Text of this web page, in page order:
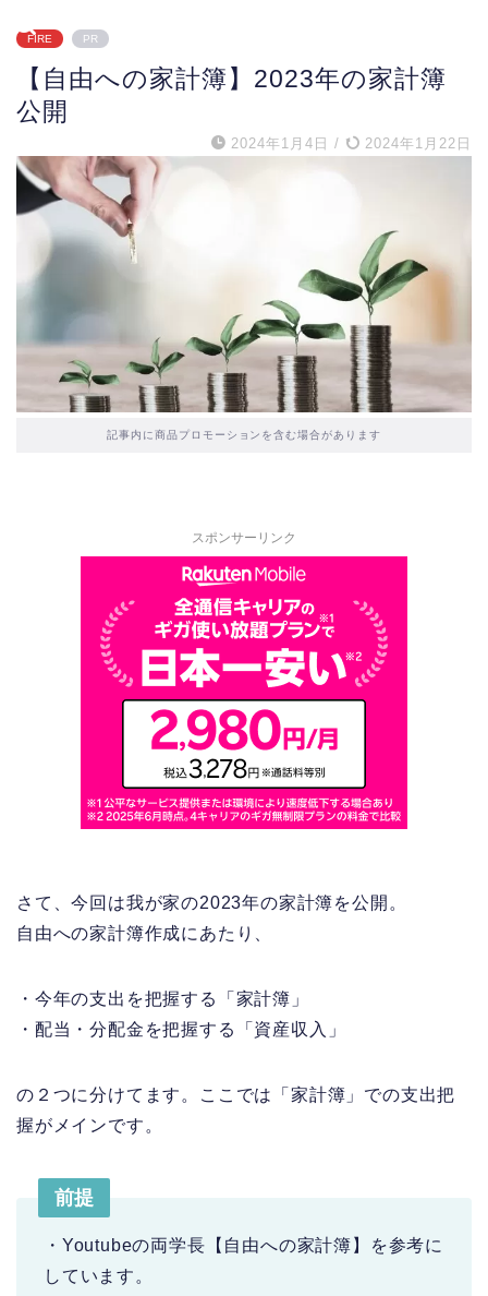
FIRE PR
【自由への家計簿】2023年の家計簿
公開
2024年1月4日 / 2024年1月22日
記事内に商品プロモーションを含む場合があります
スポンサーリンク
さて、今回は我が家の2023年の家計簿を公開。
自由への家計簿作成にあたり、
・今年の支出を把握する「家計簿」
・配当・分配金を把握する「資産収入」
の２つに分けてます。ここでは「家計簿」での支出把
握がメインです。
前提
・Youtubeの両学長【自由への家計簿】を参考に
しています。